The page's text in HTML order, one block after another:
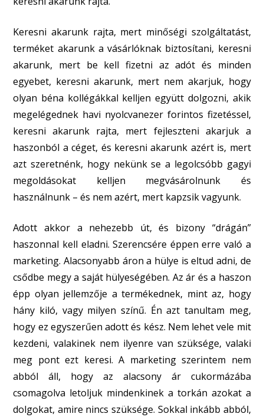
Keresni akarunk rajta, mert minőségi szolgáltatást,
terméket akarunk a vásárlóknak biztosítani, keresni
akarunk, mert be kell fizetni az adót és minden
egyebet, keresni akarunk, mert nem akarjuk, hogy
olyan béna kollégákkal kelljen együtt dolgozni, akik
megelégednek havi nyolcvanezer forintos fizetéssel,
keresni akarunk rajta, mert fejleszteni akarjuk a
haszonból a céget, és keresni akarunk azért is, mert
azt szeretnénk, hogy nekünk se a legolcsóbb gagyi
megoldásokat kelljen megvásárolnunk és
használnunk – és nem azért, mert kapzsik vagyunk.
Adott akkor a nehezebb út, és bizony “drágán”
haszonnal kell eladni. Szerencsére éppen erre való a
marketing. Alacsonyabb áron a hülye is eltud adni, de
csődbe megy a saját hülyeségében. Az ár és a haszon
épp olyan jellemzője a termékednek, mint az, hogy
hány kiló, vagy milyen színű. Én azt tanultam meg,
hogy ez egyszerűen adott és kész. Nem lehet vele mit
kezdeni, valakinek nem ilyenre van szüksége, valaki
meg pont ezt keresi. A marketing szerintem nem
abból áll, hogy az alacsony ár cukormázába
csomagolva letoljuk mindenkinek a torkán azokat a
dolgokat, amire nincs szüksége. Sokkal inkább abból,